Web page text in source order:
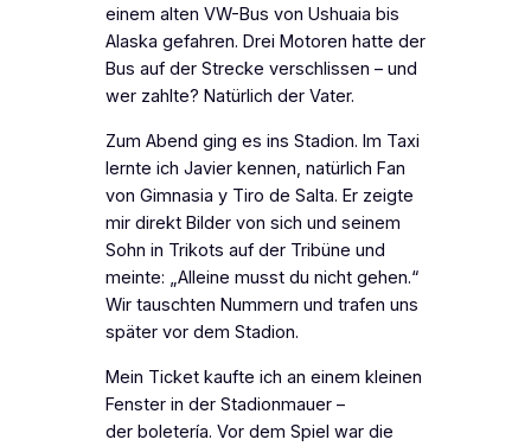
einem alten VW-Bus von Ushuaia bis
Alaska gefahren. Drei Motoren hatte der
Bus auf der Strecke verschlissen – und
wer zahlte? Natürlich der Vater.
Zum Abend ging es ins Stadion. Im Taxi
lernte ich Javier kennen, natürlich Fan
von Gimnasia y Tiro de Salta. Er zeigte
mir direkt Bilder von sich und seinem
Sohn in Trikots auf der Tribüne und
meinte: „Alleine musst du nicht gehen.“
Wir tauschten Nummern und trafen uns
später vor dem Stadion.
Mein Ticket kaufte ich an einem kleinen
Fenster in der Stadionmauer –
der boletería. Vor dem Spiel war die